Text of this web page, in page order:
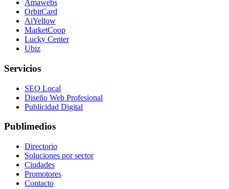
Amawebs
OrbitCard
AiYellow
MarketCoop
Lucky Center
Ubiz
Servicios
SEO Local
Diseño Web Profesional
Publicidad Digital
Publimedios
Directorio
Soluciones por sector
Ciudades
Promotores
Contacto